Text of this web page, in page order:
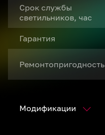
Срок службы
светильников, час
Гарантия
Ремонтопригодность
Модификации